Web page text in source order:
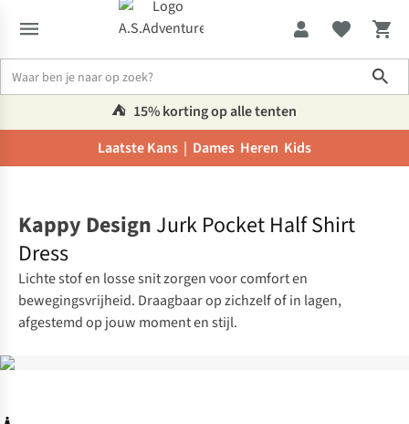
⛺️ 15% korting op alle tenten
Laatste Kans | Dames Heren Kids
Kappy Design Jurk Pocket Half Shirt
Dress
Lichte stof en losse snit zorgen voor comfort en
bewegingsvrijheid. Draagbaar op zichzelf of in lagen,
afgestemd op jouw moment en stijl.